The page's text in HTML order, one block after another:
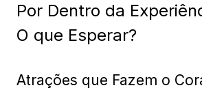
Por Dentro da
O que Esperar?
Atrações que Fazem o